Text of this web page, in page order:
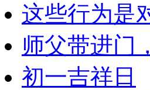
这些行为是
师父带进门
初一吉祥日